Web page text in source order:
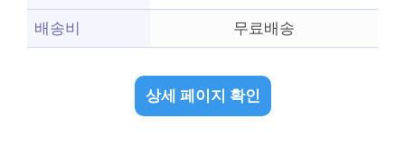
배송비 무료배송
상세 페이지 확인